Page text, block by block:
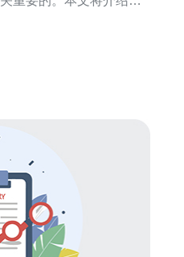
拟专用服务器，相对于